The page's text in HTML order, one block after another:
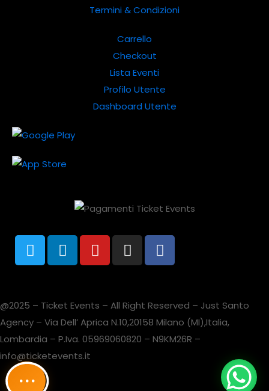
Termini & Condizioni
Carrello
Checkout
Lista Eventi
Profilo Utente
Dashboard Utente
@2025 – Ticket Events – All Right Reserved – Just Santo
Agency – Via Dell’ Aprica N.10,20158 Milano (MI),Italia,
Lombardia – P.Iva. 05969060820 – N9KM26R –
info@ticketevents.it